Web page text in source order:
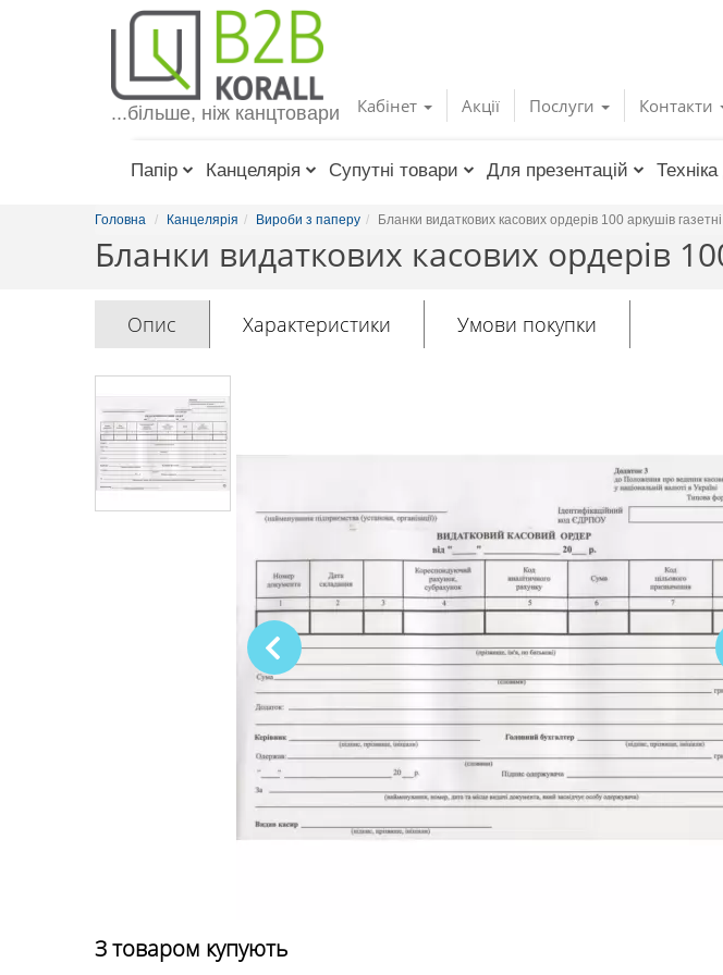
Toggle
navigation
Кабінет Акції Послуги Контакти
...більше, ніж канцтовари
Папір Канцелярія Супутні товари Для презентацій
Головна Канцелярія Вироби з паперу Бланки видаткових касових ордерів 100 аркушів газетні
Бланки видаткових касових ордерів
Опис Характеристики Умови покупки
З товаром купують